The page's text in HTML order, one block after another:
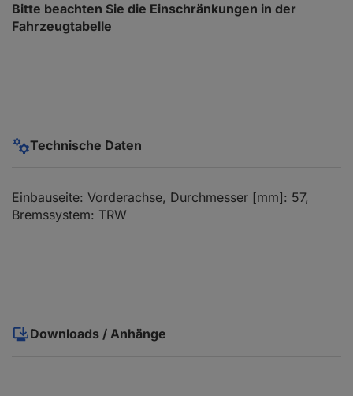
Bitte beachten Sie die Einschränkungen in der
Fahrzeugtabelle
Technische Daten
Einbauseite: Vorderachse, Durchmesser [mm]: 57,
Bremssystem: TRW
Downloads / Anhänge